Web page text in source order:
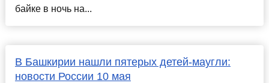
байке в ночь на...
В Башкирии нашли пятерых детей-маугли:
новости России 10 мая